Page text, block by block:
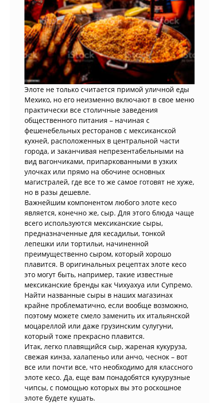
Элоте не только считается примой уличной еды
Мехико, но его неизменно включают в свое меню
практически все столичные заведения
общественного питания – начиная с
фешенебельных ресторанов с мексиканской
кухней, расположенных в центральной части
города, и заканчивая непрезентабельными на
вид вагончиками, припаркованными в узких
улочках или прямо на обочине основных
магистралей, где все то же самое готовят не хуже,
но в разы дешевле.
Важнейшим компонентом любого элоте кесо
является, конечно же, сыр. Для этого блюда чаще
всего используются мексиканские сыры,
предназначенные для кесадильи, тонкой
лепешки или тортильи, начиненной
преимущественно сыром, который хорошо
плавится. В оригинальных рецептах элоте кесо
это могут быть, например, такие известные
мексиканские бренды как Чихуахуа или Супремо.
Найти названные сыры в наших магазинах
крайне проблематично, если вообще возможно,
поэтому можете смело заменить их итальянской
моцареллой или даже грузинским сулугуни,
который тоже прекрасно плавится.
Итак, легко плавящийся сыр, жареная кукуруза,
свежая кинза, халапеньо или анчо, чеснок – вот
все или почти все, что необходимо для классного
элоте кесо. Да, еще вам понадобятся кукурузные
чипсы, с помощью которых вы это роскошное
элоте будете кушать.